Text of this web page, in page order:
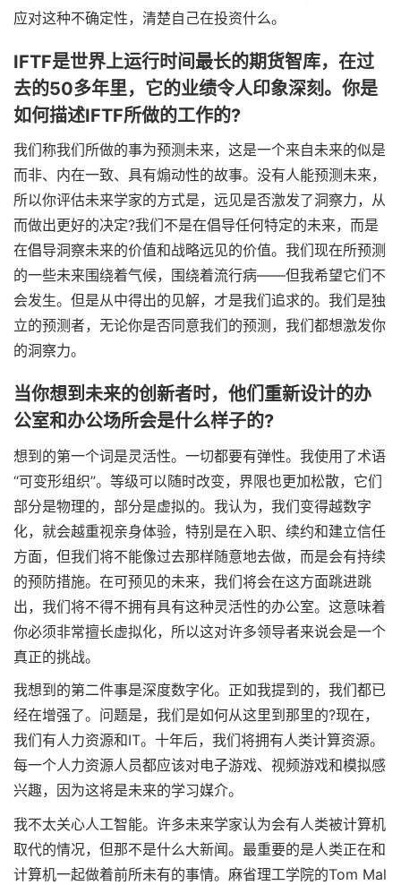
应对这种不确定性，清楚自己在投资什么。
IFTF是世界上运行时间最长的期货智库，在过
去的50多年里，它的业绩令人印象深刻。你是
如何描述IFTF所做的工作的?
我们称我们所做的事为预测未来，这是一个来自未来的似是
而非、内在一致、具有煽动性的故事。没有人能预测未来，
所以你评估未来学家的方式是，远见是否激发了洞察力，从
而做出更好的决定?我们不是在倡导任何特定的未来，而是
在倡导洞察未来的价值和战略远见的价值。我们现在所预测
的一些未来围绕着气候，围绕着流行病——但我希望它们不
会发生。但是从中得出的见解，才是我们追求的。我们是独
立的预测者，无论你是否同意我们的预测，我们都想激发你
的洞察力。
当你想到未来的创新者时，他们重新设计的办
公室和办公场所会是什么样子的?
想到的第一个词是灵活性。一切都要有弹性。我使用了术语
“可变形组织”。等级可以随时改变，界限也更加松散，它们
部分是物理的，部分是虚拟的。我认为，我们变得越数字
化，就会越重视亲身体验，特别是在入职、续约和建立信任
方面，但我们将不能像过去那样随意地去做，而是会有持续
的预防措施。在可预见的未来，我们将会在这方面跳进跳
出，我们将不得不拥有具有这种灵活性的办公室。这意味着
你必须非常擅长虚拟化，所以这对许多领导者来说会是一个
真正的挑战。
我想到的第二件事是深度数字化。正如我提到的，我们都已
经在增强了。问题是，我们是如何从这里到那里的?现在，
我们有人力资源和IT。十年后，我们将拥有人类计算资源。
每一个人力资源人员都应该对电子游戏、视频游戏和模拟感
兴趣，因为这将是未来的学习媒介。
我不太关心人工智能。许多未来学家认为会有人类被计算机
取代的情况，但那不是什么大新闻。最重要的是人类正在和
计算机一起做着前所未有的事情。麻省理工学院的Tom Mal